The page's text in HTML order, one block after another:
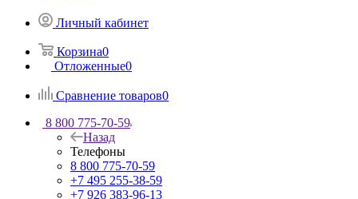
Личный кабинет
Корзина0
Отложенные0
Сравнение товаров0
8 800 775-70-59
Назад
Телефоны
8 800 775-70-59
+7 495 255-38-59
+7 926 383-96-13